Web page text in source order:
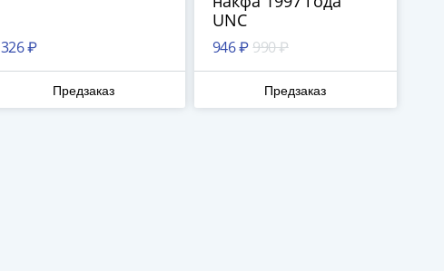
326 ₽
Предзаказ
UNC
946 ₽ 990 ₽
Предзаказ